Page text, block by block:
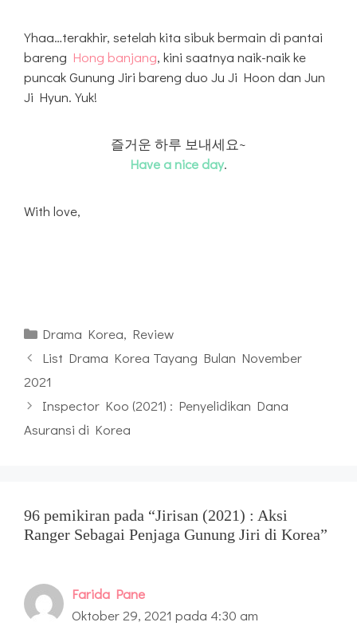
Yhaa…terakhir, setelah kita sibuk bermain di pantai
bareng Hong banjang, kini saatnya naik-naik ke
puncak Gunung Jiri bareng duo Ju Ji Hoon dan Jun
Ji Hyun. Yuk!
즐거운 하루 보내세요~
Have a nice day.
With love,
Kategori
Drama Korea, Review
List Drama Korea Tayang Bulan November
2021
Inspector Koo (2021) : Penyelidikan Dana
Asuransi di Korea
96 pemikiran pada “Jirisan (2021) : Aksi
Ranger Sebagai Penjaga Gunung Jiri di Korea”
Farida Pane
Oktober 29, 2021 pada 4:30 am